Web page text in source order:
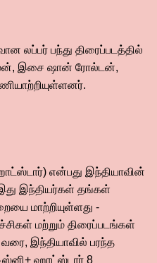
லப்பர் பந்து திரைப்படத்தில்
இசை ஷான் ரோல்டன்,
என்பது இந்தியாவின்
இந்தியர்கள் தங்கள்
மாற்றியுள்ளது -
மற்றும் திரைப்படங்கள்
இந்தியாவில் பரந்த
ஹாட்ஸ்டார் 8